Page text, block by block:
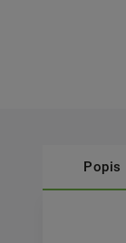
Popis